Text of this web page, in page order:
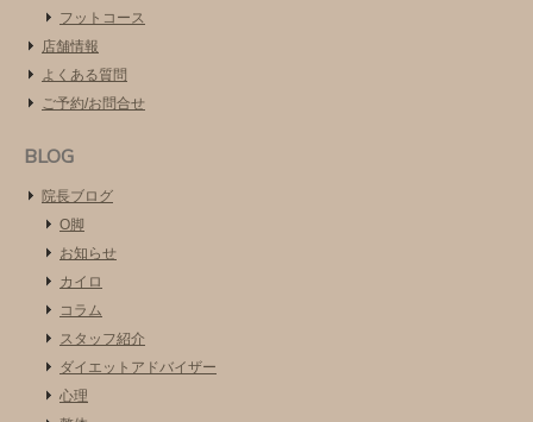
フットコース
店舗情報
よくある質問
ご予約/お問合せ
BLOG
院長ブログ
O脚
お知らせ
カイロ
コラム
スタッフ紹介
ダイエットアドバイザー
心理